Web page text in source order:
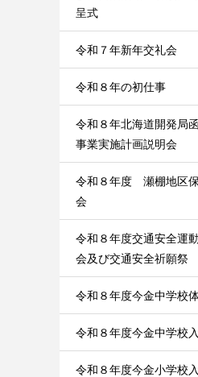
呈式
令和７年新年交礼会
令和８年の初仕事
令和８年北海道開発局
事業実施計画説明会
令和８年度 瀬棚地区
会
令和８年度交通安全運
会及び交通安全祈願祭
令和８年度今金中学校
令和８年度今金中学校
令和８年度今金小学校